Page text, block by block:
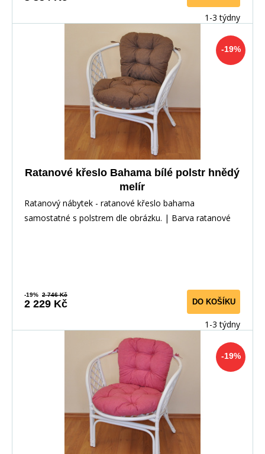
1-3 týdny
-19%
Ratanové křeslo Bahama bílé polstr hnědý
melír
Ratanový nábytek - ratanové křeslo bahama
samostatné s polstrem dle obrázku. | Barva ratanové
-19% 2 746 Kč
2 229 Kč DO KOŠÍKU
1-3 týdny
-19%